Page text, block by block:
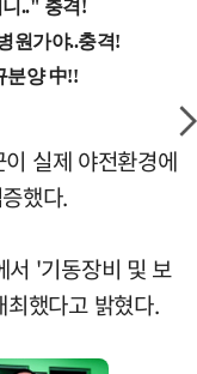
실제 야전환경에
했다.
서 '기동장비 및 보
했다고 밝혔다.